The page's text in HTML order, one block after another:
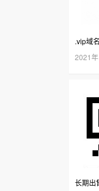
.vip域
2021
长期出